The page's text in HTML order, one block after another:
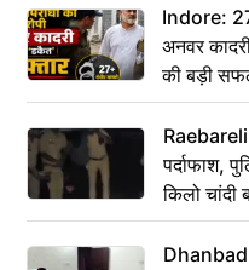
Indore: 27
अनवर
की बड़ी
Raebareli
पर्दाफाश,
किलो चांदी
Dhanbad